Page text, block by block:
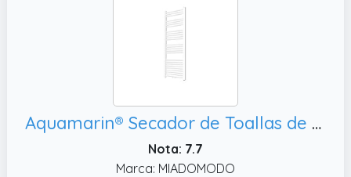
Aquamarin® Secador de Toallas de Baño - De Pared, Toallero
Nota: 7.7
Marca: MIADOMODO